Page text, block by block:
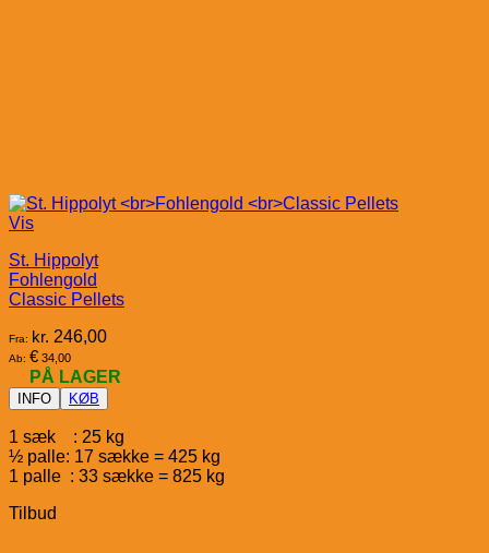
Vis
St. Hippolyt
Fohlengold
Classic Pellets
Fra: kr. 246,00
Ab: € 34,00
PÅ LAGER
INFO KØB
1 sæk : 25 kg
½ palle: 17 sække = 425 kg
1 palle : 33 sække = 825 kg
Tilbud